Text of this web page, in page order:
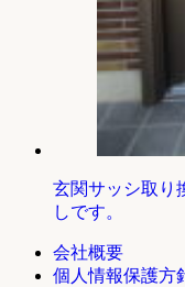
玄関サッシ取り
しです。
会社概要
個人情報保護方